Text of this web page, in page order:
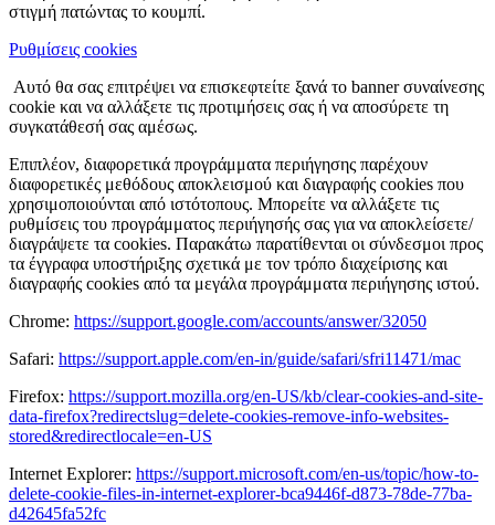
στιγμή πατώντας το κουμπί.
Ρυθμίσεις cookies
Αυτό θα σας επιτρέψει να επισκεφτείτε ξανά το banner συναίνεσης
cookie και να αλλάξετε τις προτιμήσεις σας ή να αποσύρετε τη
συγκατάθεσή σας αμέσως.
Επιπλέον, διαφορετικά προγράμματα περιήγησης παρέχουν
διαφορετικές μεθόδους αποκλεισμού και διαγραφής cookies που
χρησιμοποιούνται από ιστότοπους. Μπορείτε να αλλάξετε τις
ρυθμίσεις του προγράμματος περιήγησής σας για να αποκλείσετε/
διαγράψετε τα cookies. Παρακάτω παρατίθενται οι σύνδεσμοι προς
τα έγγραφα υποστήριξης σχετικά με τον τρόπο διαχείρισης και
διαγραφής cookies από τα μεγάλα προγράμματα περιήγησης ιστού.
Chrome: https://support.google.com/accounts/answer/32050
Safari: https://support.apple.com/en-in/guide/safari/sfri11471/mac
Firefox: https://support.mozilla.org/en-US/kb/clear-cookies-and-site-
data-firefox?redirectslug=delete-cookies-remove-info-websites-
stored&redirectlocale=en-US
Internet Explorer: https://support.microsoft.com/en-us/topic/how-to-
delete-cookie-files-in-internet-explorer-bca9446f-d873-78de-77ba-
d42645fa52fc